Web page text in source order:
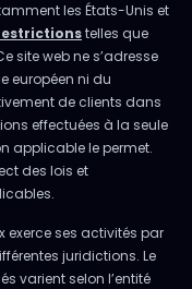
les États-Unis et
telles que
site web ne s’adresse
européen ni du
de clients dans
effectuées à la seule
applicable le permet.
des lois et
exerce ses activités par
juridictions. Le
varient selon l’entité